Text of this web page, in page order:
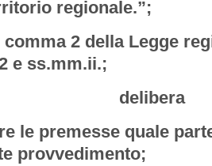
regionale.”;
2 della Legge
e ss.mm.ii.;
delibera
le premesse quale
provvedimento;